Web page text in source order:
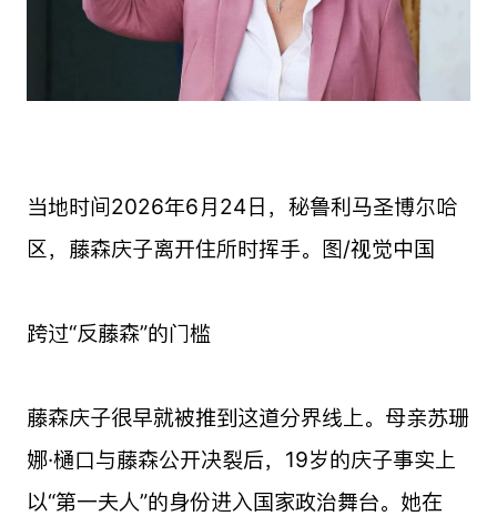
当地时间2026年6月24日，秘鲁利马圣博尔哈
区，藤森庆子离开住所时挥手。图/视觉中国
跨过“反藤森”的门槛
藤森庆子很早就被推到这道分界线上。母亲苏珊
娜·樋口与藤森公开决裂后，19岁的庆子事实上
以“第一夫人”的身份进入国家政治舞台。她在